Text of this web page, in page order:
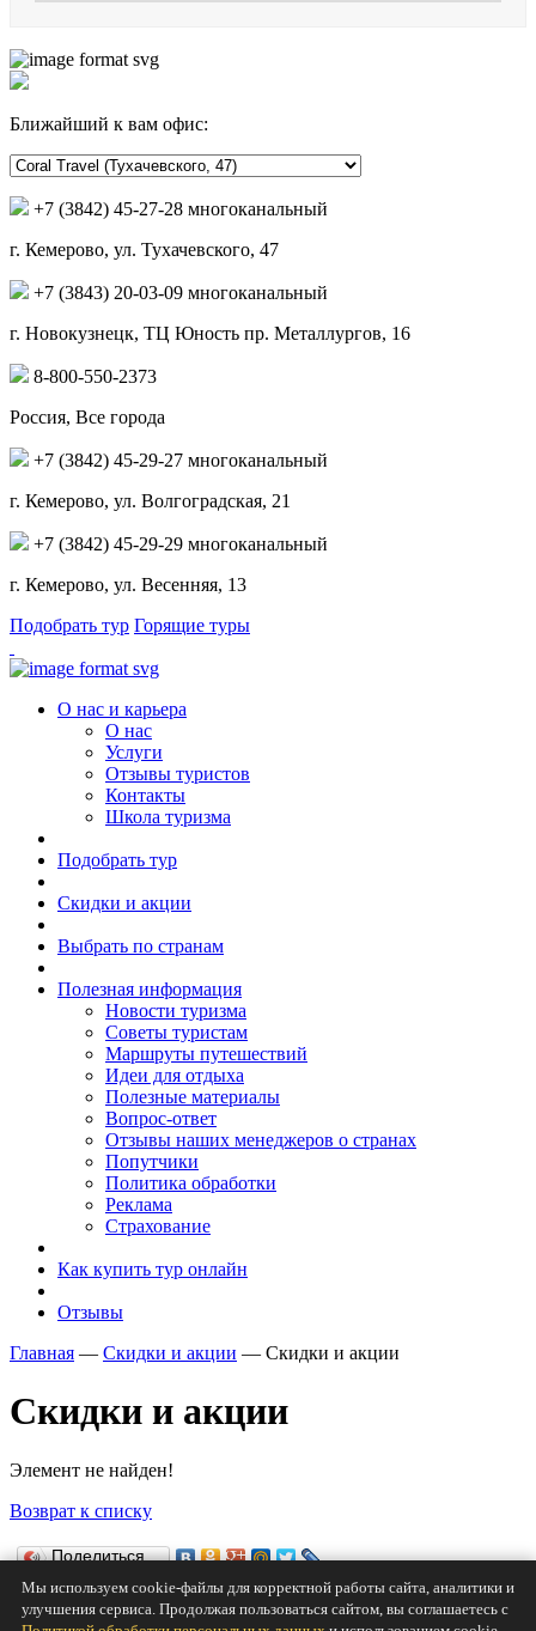
Ближайший к вам офис:
+7 (3842) 45-27-28 многоканальный
г. Кемерово, ул. Тухачевского, 47
+7 (3843) 20-03-09 многоканальный
г. Новокузнецк, ТЦ Юность пр. Металлургов, 16
8-800-550-2373
Россия, Все города
+7 (3842) 45-29-27 многоканальный
г. Кемерово, ул. Волгоградская, 21
+7 (3842) 45-29-29 многоканальный
г. Кемерово, ул. Весенняя, 13
Подобрать тур Горящие туры
О нас и карьера
О нас
Услуги
Отзывы туристов
Контакты
Школа туризма
Подобрать тур
Скидки и акции
Выбрать по странам
Полезная информация
Новости туризма
Советы туристам
Маршруты путешествий
Идеи для отдыха
Полезные материалы
Вопрос-ответ
Отзывы наших менеджеров о странах
Попутчики
Политика обработки
Реклама
Страхование
Как купить тур онлайн
Отзывы
Главная — Скидки и акции — Скидки и акции
Скидки и акции
Элемент не найден!
Возврат к списку
Поделиться…
Нравится
Мы используем cookie-файлы для корректной работы сайта, аналитики и
улучшения сервиса. Продолжая пользоваться сайтом, вы соглашаетесь с